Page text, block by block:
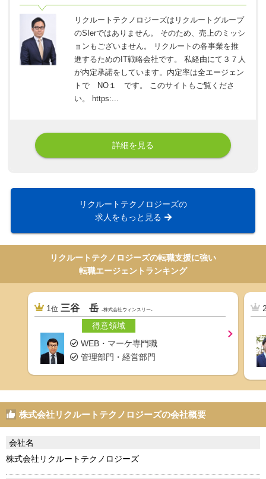
リクルートテクノロジーズはリクルートグループ
のSIerではありません。 そのため、売上のミッシ
ョンもございません。 リクルートの各事業を推
進するためのIT戦略会社です。 私経由にて３７人
が内定承諾をしています。内定率は全エージェン
トで NO１ です。 このサイトもご覧くださ
い。 https:...
詳細を見る
リクルートテクノロジーズの
求人をもっと見る
リクルートテクノロジーズの転職支援に強い
転職エージェントランキング
1位 三谷 岳 -株式会社ウィンスリー-
得意領域
WEB・マーケ専門職
管理部門・経営部門
株式会社リクルートテクノロジーズの会社概要
会社名
株式会社リクルートテクノロジーズ